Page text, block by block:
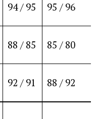
94 / 95 95 / 96
88 / 85 85 / 80
92 / 91 88 / 92